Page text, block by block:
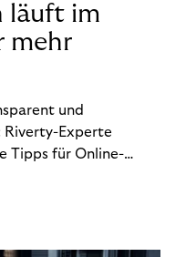
läuft im
mehr
und
Riverty-Experte
Tipps für Online-